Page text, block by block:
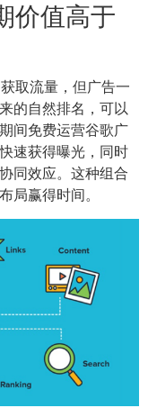
价值高于
取流量，但广告一
的自然排名，可以
间免费运营谷歌广
速获得曝光，同时
同效应。这种组合
局赢得时间。